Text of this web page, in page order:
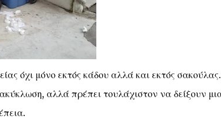
όχι μόνο εκτός κάδου αλλά και εκτός σακούλας.
αλλά πρέπει τουλάχιστον να δείξουν